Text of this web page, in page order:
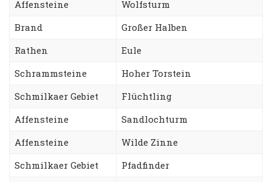
Affensteine
Wolfsturm
Brand
Großer Halben
Rathen
Eule
Schrammsteine
Hoher Torstein
Schmilkaer Gebiet
Flüchtling
Affensteine
Sandlochturm
Affensteine
Wilde Zinne
Schmilkaer Gebiet
Pfadfinder